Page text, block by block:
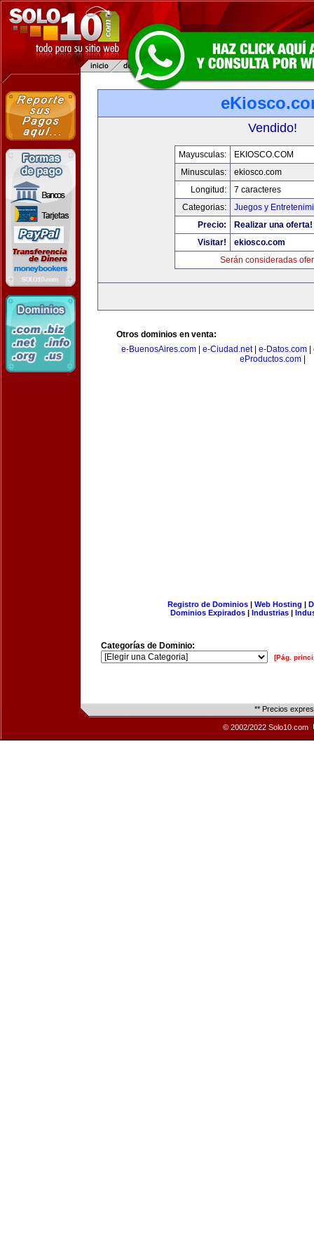
Vendido!
Mayusculas:
EKIOSCO.COM
Minusculas:
ekiosco.com
Longitud:
7 caracteres
Categorias:
Juegos y
Precio:
Realizar una oferta!
Visitar!
ekiosco.com
Serán consideradas
Otros dominios en venta:
e-BuenosAires.com| e-Ciudad.net| e-Datos.com|
eProductos.com
Registro de Dominios| Web Hosting |
Dominios Expirados | Industrias |
Categorías de Dominio:
[Pág.
** Precios
© 2002/2022 Solo10.com